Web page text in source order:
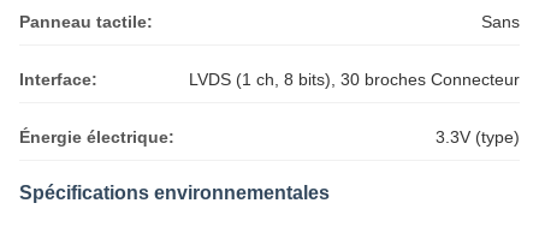
Panneau tactile: Sans
Interface: LVDS (1 ch, 8 bits), 30 broches Connecteur
Énergie électrique: 3.3V (type)
Spécifications environnementales